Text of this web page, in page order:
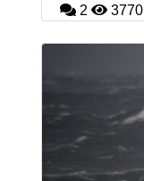
2 3770